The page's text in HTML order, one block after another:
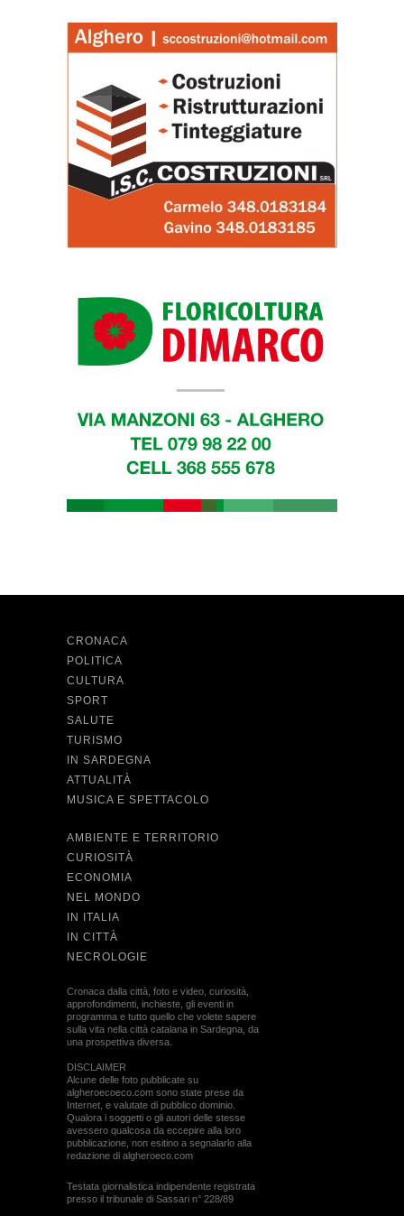
CRONACA
POLITICA
CULTURA
SPORT
SALUTE
TURISMO
IN SARDEGNA
ATTUALITÀ
MUSICA E SPETTACOLO
AMBIENTE E TERRITORIO
CURIOSITÀ
ECONOMIA
NEL MONDO
IN ITALIA
IN CITTÀ
NECROLOGIE
Cronaca dalla città, foto e video, curiosità,
approfondimenti, inchieste, gli eventi in
programma e tutto quello che volete sapere
sulla vita nella città catalana in Sardegna, da
una prospettiva diversa.
DISCLAIMER
Alcune delle foto pubblicate su
algheroecoeco.com sono state prese da
Internet, e valutate di pubblico dominio.
Qualora i soggetti o gli autori delle stesse
avessero qualcosa da eccepire alla loro
pubblicazione, non esitino a segnalarlo alla
redazione di algheroeco.com
Testata giornalistica indipendente registrata
presso il tribunale di Sassari n° 228/89